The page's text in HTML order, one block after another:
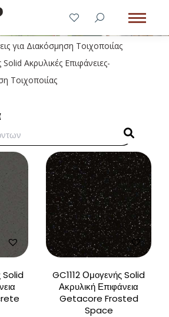
για Διακόσμηση Τοιχοποιίας
Ακρυλικές Επιφάνειες-
Τοιχοποιίας
Solid
GC1112 Ομογενής Solid
Ακρυλική Επιφάνεια
Getacore Frosted
Space